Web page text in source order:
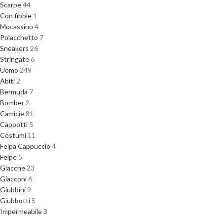
Scarpe44
Con fibbie 1
Mocassino 4
Polacchetto 7
Sneakers 26
Stringate6
Uomo 249
Abiti 2
Bermuda 7
Bomber 2
Camicie81
Cappotti 5
Costumi 11
Felpa Cappuccio 4
Felpe 5
Giacche 23
Giacconi6
Giubbini 9
Giubbotti 5
Impermeabile3